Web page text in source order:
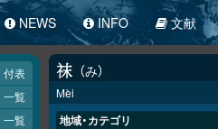
NEWS INFO 文献
付表
一覧
一覧
𥘯 み
Mèi
地域・カテゴリ